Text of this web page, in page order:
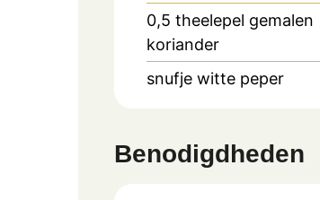
0,5 theelepel gemalen
koriander
snufje witte peper
Benodigdheden